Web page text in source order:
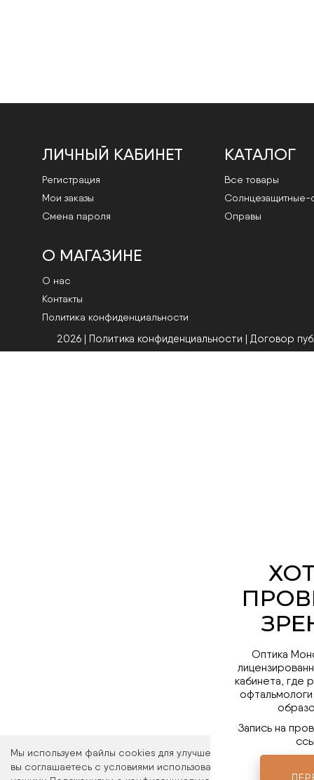
Мы используем файлы cookies для улучшения работы сайта.
вы соглашаетесь с условиями использования файлов cookies.
ЛИЧНЫЙ КАБИНЕТ
Регистрация
Мои заказы
Смена пароля
КАТАЛОГ
Все товары
Cолнцезащитные-
Оправы
О МАГАЗИНЕ
О нас
Контакты
Политика конфиденциальности
2026 | Политика конфиденциальности | Договор
Оптика
кабинета, где
Запись на